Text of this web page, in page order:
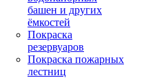
башен и других
ёмкостей
Покраска
резервуаров
Покраска пожарных
лестниц